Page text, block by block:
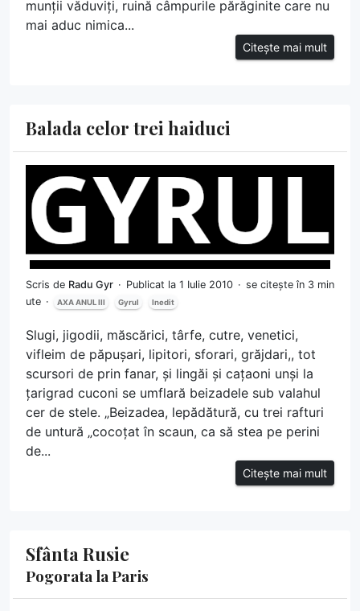
munții văduviți, ruină câmpurile părăginite care nu
mai aduc nimica...
Citește mai mult
Balada celor trei haiduci
Scris de Radu Gyr Publicat la 1 Iulie 2010
se citește în 3 min
ute
AXA ANUL III Gyrul Inedit
Slugi, jigodii, măscărici, târfe, cutre, venetici,
vifleim de păpușari, lipitori, sforari, grăjdari,, tot
scursori de prin fanar, și lingăi și cațaoni unși la
țarigrad cuconi se umflară beizadele sub valahul
cer de stele. „Beizadea, lepădătură, cu trei rafturi
de untură „cocoțat în scaun, ca să stea pe perini
de...
Citește mai mult
Sfânta Rusie
Pogorata la Paris